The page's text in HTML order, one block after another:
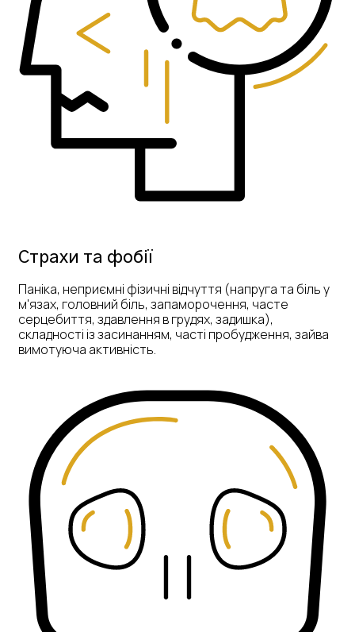
Страхи та фобії
Паніка, неприємні фізичні відчуття (напруга та біль у
м'язах, головний біль, запаморочення, часте
серцебиття, здавлення в грудях, задишка),
складності із засинанням, часті пробудження, зайва
вимотуюча активність.